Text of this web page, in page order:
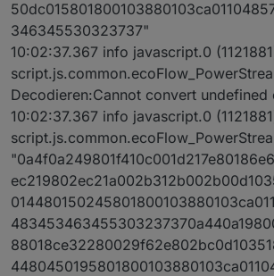
346345530323737"
10:02:37.367 info javascript.0
Decodieren:Cannot convert
10:02:37.367 info javascript.0